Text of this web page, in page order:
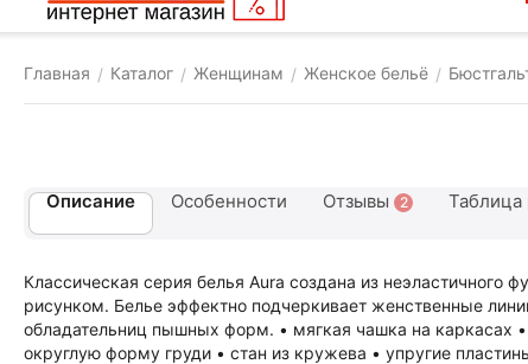
Главная / Каталог / Женщинам / Женское бельё /
Описание Особенности Отзывы 2
Классическая серия белья Aura создана из неэластичного
рисунком. Белье эффектно подчеркивает женственные
обладательниц пышных форм. • мягкая чашка на каркасах
округлую форму груди • стан из кружева • упругие